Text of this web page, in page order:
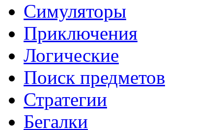
Симуляторы
Приключения
Логические
Поиск предметов
Стратегии
Бегалки